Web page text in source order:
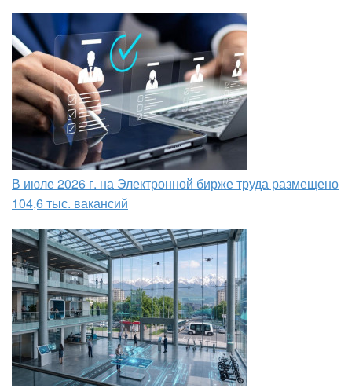
В июле 2026 г. на Электронной бирже труда размещено
104,6 тыс. вакансий